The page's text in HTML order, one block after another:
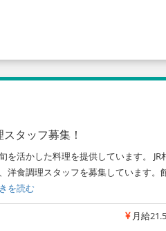
タッフ募集！
を活かした料理を提供しています。
洋食調理スタッフを募集しています
を読む
月給